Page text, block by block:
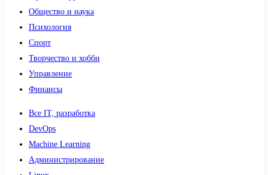
Общество и наука
Психология
Спорт
Творчество и хобби
Управление
Финансы
Все IT, разработка
DevOps
Machine Learning
Администрирование